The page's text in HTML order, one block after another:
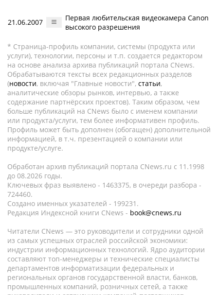
21.06.2007
Первая любительская видеокамера Canon
высокого разрешения
* Страница-профиль компании, системы (продукта или
услуги), технологии, персоны и т.п. создается редактором
на основе анализа архива публикаций портала CNews.
Обрабатываются тексты всех редакционных разделов
(новости, включая "Главные новости", статьи,
аналитические обзоры рынков, интервью, а также
содержание партнёрских проектов). Таким образом, чем
больше публикаций на CNews было с именем компании
или продукта/услуги, тем более информативен профиль.
Профиль может быть дополнен (обогащен) дополнительной
информацией, в т.ч. презентацией о компании или
продукте/услуге.
Обработан архив публикаций портала CNews.ru c 11.1998
до 08.2026 годы.
Ключевых фраз выявлено - 1463375, в очереди разбора -
724460.
Создано именных указателей - 199231.
Редакция Индексной книги CNews - book@cnews.ru
Читатели CNews — это руководители и сотрудники одной
из самых успешных отраслей российской экономики:
индустрии информационных технологий. Ядро аудитории
составляют топ-менеджеры и технические специалисты
департаментов информатизации федеральных и
региональных органов государственной власти, банков,
промышленных компаний, розничных сетей, а также